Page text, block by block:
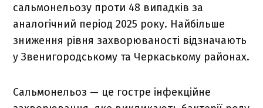
сальмонельозу проти 48 випадків за
аналогічний період 2025 року. Найбільше
зниження рівня захворюваності відзначають
у Звенигородському та Черкаському районах.
Сальмонельоз — це гостре інфекційне